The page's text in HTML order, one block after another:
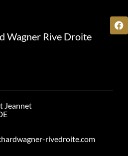
Jeannet
rivedroite.com
Wagner Rive Droite